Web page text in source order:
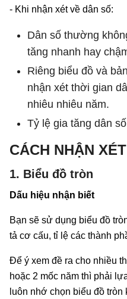
- Khi nhận xét về dân số:
Dân số thường
tăng nhanh hay
Riêng biểu đồ và
nhận xét thời gian
nhiêu nhiêu năm.
Tỷ lệ gia tăng dân
CÁCH NHẬN
1. Biểu đồ tròn
Dấu hiệu nhận biết
Bạn sẽ sử dụng biểu đồ
tả cơ cấu, tỉ lệ các thành
Để ý xem đề ra cho nhiều
hoặc 2 mốc năm thì phải
luôn nhớ chọn biểu đồ tròn